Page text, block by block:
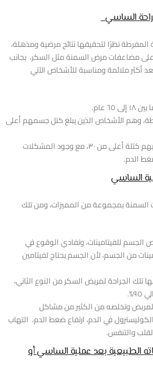
الساسي
نظرًا لتحقيقها نتائج مرضية ومذهلة،
مضاعفات مرض السمنة مثل السكر، بجانب
أكثر ملائمة ومناسبة للأشخاص الآتي
عام.
وهم الأشخاص الذين يبلغ كتل جسمهم أعلى
مرضى وحالات السمنة الذين لديهم كتلة أعلى من ٣٠، مع وجود المشكلات
الدم.
الساسي
السمنة بمجموعة من المميزات، ومن تلك
الجسم للفيتامينات، وتفادي الوقوع في
من الجسم، لأن الجسم يحتاج لفيتامين
تلك الجراحة لمريض السكر من النوع الثاني،
وتخلصه من الكثير من مشاكل
في الدم، ارتفاع ضغط الدم، التهاب
والتنفس.
الطبيعية بعد عملية الساسي أو